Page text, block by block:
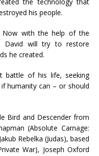
his people.
with the help of the
David will try to restore
he created.
battle of his life, seeking
humanity can – or should
Bird and Descender from
(Absolute Carnage:
Rebelka (Judas), based
War), Joseph Oxford